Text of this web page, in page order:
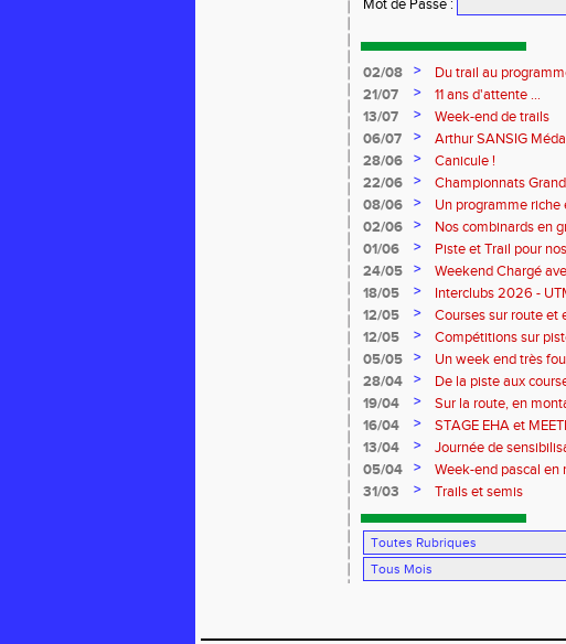
Mot de Passe :
02/08 >
Du trail au
21/07
>
11 ans d'attente ...
13/07
>
Week-end de trails
06/07
>
Arthur SANSIG
à Dreux.
28/06 >
Canicule !
22/06
>
Championnats
08/06
>
Un programme
02/06
>
Nos combinards en
01/06
>
Piste et Trail pour
24/05
>
Weekend Chargé
à Reims pour les
18/05 >
Interclubs 2026 -
12/05
>
Courses sur route et
12/05
>
Compétitions sur
équip'athlé U14-U16
05/05 >
Un week end très
menu !
28/04 >
De la piste aux
19/04
>
Sur la route, en
Charlottesville en
16/04 >
STAGE EHA et
13/04
>
Journée de
l'association vivre
05/04 >
Week-end pascal en
31/03
> Trails et semis